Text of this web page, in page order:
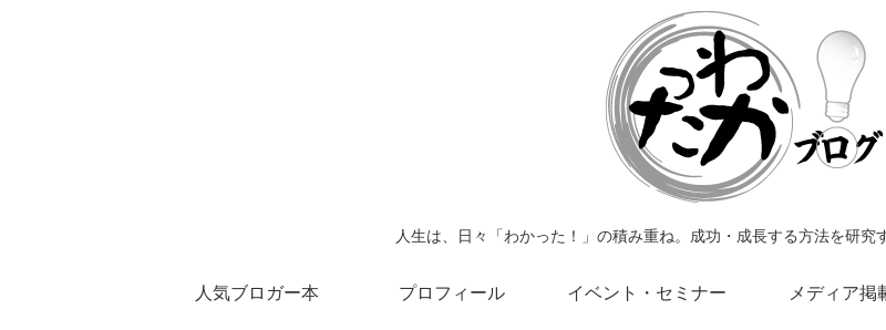
人生は、日々「わかった！」の積み重ね。成功・成長する方法を研究
人気ブロガー本 プロフィール イベント・セミナー メディア掲